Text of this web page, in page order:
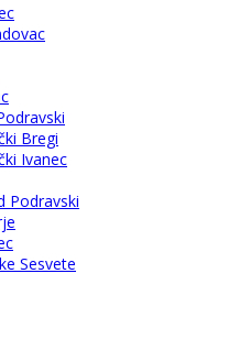
Bregi
Ivanec
Podravski
Sesvete